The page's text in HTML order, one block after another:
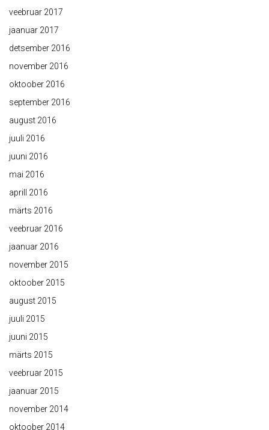
veebruar 2017
jaanuar 2017
detsember 2016
november 2016
oktoober 2016
september 2016
august 2016
juuli 2016
juuni 2016
mai 2016
aprill 2016
märts 2016
veebruar 2016
jaanuar 2016
november 2015
oktoober 2015
august 2015
juuli 2015
juuni 2015
märts 2015
veebruar 2015
jaanuar 2015
november 2014
oktoober 2014